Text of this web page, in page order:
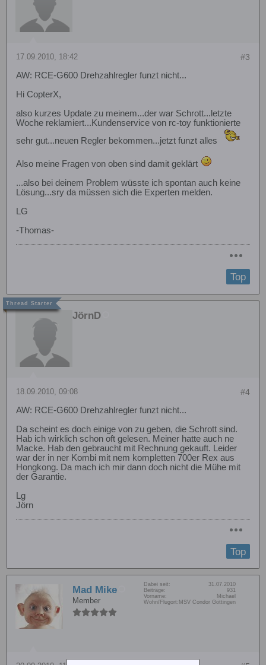
#3
17.09.2010, 18:42
AW: RCE-G600 Drehzahlregler funzt nicht...
Hi CopterX,
also kurzes Update zu meinem...der war Schrott...letzte
Woche reklamiert...Kundenservice von rc-toy funktionierte
sehr gut...neuen Regler bekommen...jetzt funzt alles
Also meine Fragen von oben sind damit geklärt
...also bei deinem Problem wüsste ich spontan auch keine
Lösung...sry da müssen sich die Experten melden.
LG
-Thomas-
Top
JörnD
#4
18.09.2010, 09:08
AW: RCE-G600 Drehzahlregler funzt nicht...
Da scheint es doch einige von zu geben, die Schrott sind.
Hab ich wirklich schon oft gelesen. Meiner hatte auch ne
Macke. Hab den gebraucht mit Rechnung gekauft. Leider
war der in ner Kombi mit nem kompletten 700er Rex aus
Hongkong. Da mach ich mir dann doch nicht die Mühe mit
der Garantie.
Lg
Jörn
Top
Mad Mike
Member
Dabei seit:
31.07.2010
Beiträge:
931
Vorname:
Michael
Wohn/Flugort: MSV Condor Göttingen